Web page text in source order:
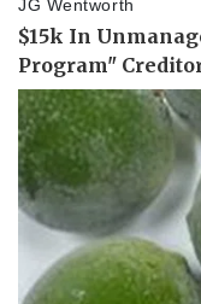
Tư vấn luật